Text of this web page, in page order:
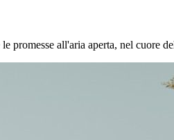
all'aria aperta, nel cuore